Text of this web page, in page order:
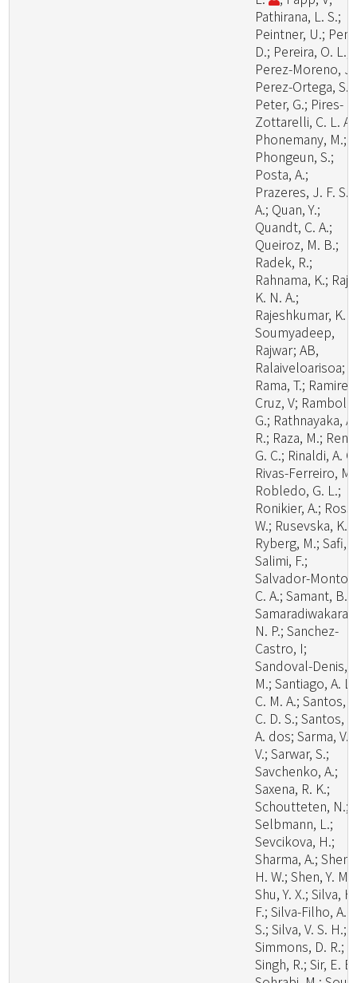
Pathirana, L. S.;
Peintner, U.;
D.; Pereira, O. L.;
Perez-Moreno,
Perez-Ortega, S.;
Peter, G.; Pires-
Zottarelli, C. L. A.;
Phonemany, M.;
Phongeun, S.;
Posta, A.;
Prazeres, J. F. S.
A.; Quan, Y.;
Quandt, C. A.;
Queiroz, M. B.;
Radek, R.;
Rahnama, K.; Raj,
K. N. A.;
Rajeshkumar, K.
Soumyadeep,
Rajwar; AB,
Ralaiveloarisoa;
Rama, T.;
Cruz, V;
G.; Rathnayaka, A.
R.; Raza, M.; Ren,
G. C.; Rinaldi, A.
Rivas-Ferreiro,
Robledo, G. L.;
Ronikier, A.;
W.; Rusevska, K.;
Ryberg, M.; Safi,
Salimi, F.;
Salvador-
C. A.; Samant, B.;
Samaradiwakara,
N. P.; Sanchez-
Castro, I;
Sandoval-Denis,
M.; Santiago, A. L.
C. M. A.; Santos,
C. D. S.; Santos,
A. dos; Sarma, V.
V.; Sarwar, S.;
Savchenko, A.;
Saxena, R. K.;
Schoutteten, N.;
Selbmann, L.;
Sevcikova, H.;
Sharma, A.; Shen,
H. W.; Shen, Y. M.;
Shu, Y. X.; Silva, H.
F.; Silva-Filho, A.
S.; Silva, V. S. H.;
Simmons, D. R.;
Singh, R.; Sir, E.